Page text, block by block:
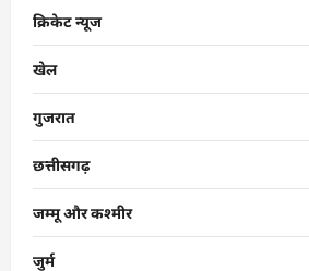
क्रिकेट न्यूज
खेल
गुजरात
छत्तीसगढ़
जम्मू और कश्मीर
जुर्म